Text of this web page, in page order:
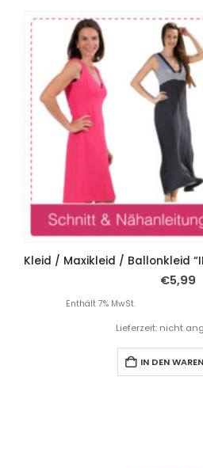
€5,99
Enthält 7% MwSt.
Lieferzeit: nicht
IN DEN